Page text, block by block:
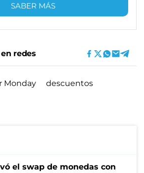
SABER MÁS
redes
Monday
descuentos
el swap de monedas con